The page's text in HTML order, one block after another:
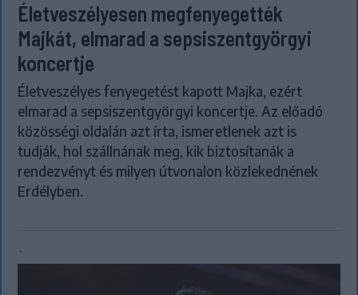
Életveszélyesen megfenyegették
Majkát, elmarad a sepsiszentgyörgyi
koncertje
Életveszélyes fenyegetést kapott Majka, ezért
elmarad a sepsiszentgyörgyi koncertje. Az előadó
közösségi oldalán azt írta, ismeretlenek azt is
tudják, hol szállnának meg, kik biztosítanák a
rendezvényt és milyen útvonalon közlekednének
Erdélyben.
`